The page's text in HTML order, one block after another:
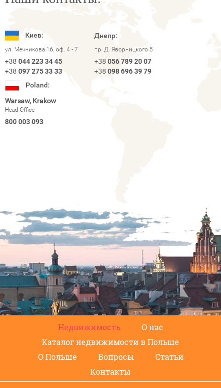
Киев:
ул. Мечникова 16, оф. 4 - 7
+38 044 223 34 45
+38 097 275 33 33
Днепр:
пр. Д. Яворницкого 5
+38 056 789 20 07
+38 098 696 39 79
Poland:
Warsaw, Krakow
Head Office
800 003 093
Недвижимость
О нас
Каталог недвижимости в Польше
О Польше
Вопросы
Статьи
Контакты